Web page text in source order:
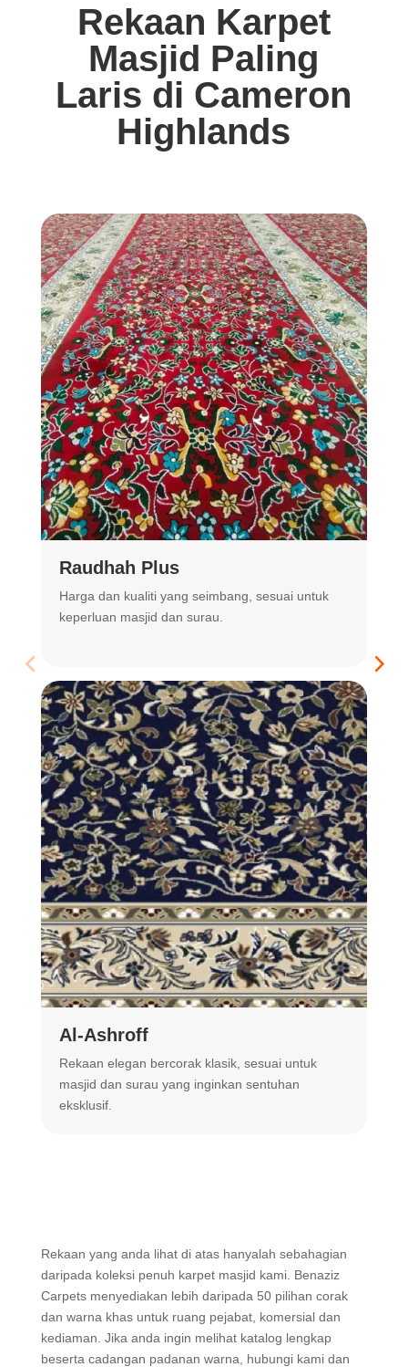
Rekaan Karpet
Masjid Paling
Laris di Cameron
Highlands
Raudhah Plus
Harga dan kualiti yang seimbang, sesuai untuk
keperluan masjid dan surau.
Al-Ashroff
Rekaan elegan bercorak klasik, sesuai untuk
masjid dan surau yang inginkan sentuhan
eksklusif.
Rekaan yang anda lihat di atas hanyalah sebahagian
daripada koleksi penuh karpet masjid kami. Benaziz
Carpets menyediakan lebih daripada 50 pilihan corak
dan warna khas untuk ruang pejabat, komersial dan
kediaman. Jika anda ingin melihat katalog lengkap
beserta cadangan padanan warna, hubungi kami dan